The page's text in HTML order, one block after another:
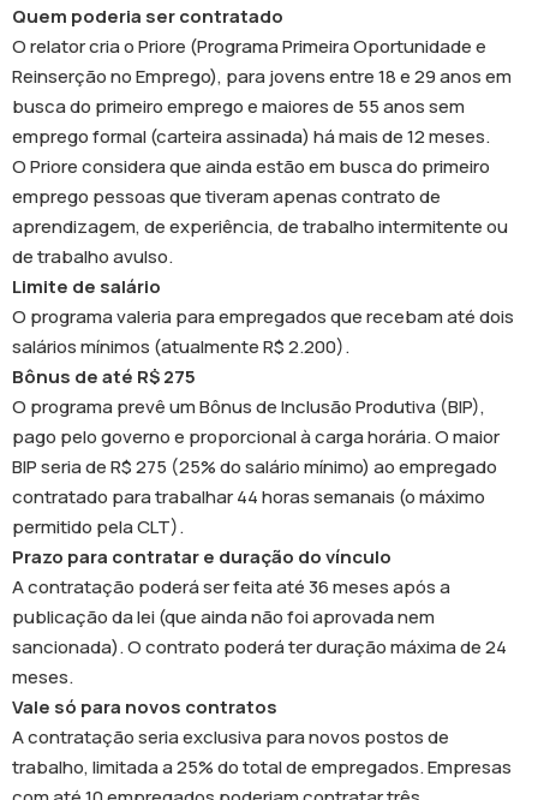
Quem poderia ser contratado
O relator cria o Priore (Programa Primeira Oportunidade e
Reinserção no Emprego), para jovens entre 18 e 29 anos em
busca do primeiro emprego e maiores de 55 anos sem
emprego formal (carteira assinada) há mais de 12 meses.
O Priore considera que ainda estão em busca do primeiro
emprego pessoas que tiveram apenas contrato de
aprendizagem, de experiência, de trabalho intermitente ou
de trabalho avulso.
Limite de salário
O programa valeria para empregados que recebam até dois
salários mínimos (atualmente R$ 2.200).
Bônus de até R$ 275
O programa prevê um Bônus de Inclusão Produtiva (BIP),
pago pelo governo e proporcional à carga horária. O maior
BIP seria de R$ 275 (25% do salário mínimo) ao empregado
contratado para trabalhar 44 horas semanais (o máximo
permitido pela CLT).
Prazo para contratar e duração do vínculo
A contratação poderá ser feita até 36 meses após a
publicação da lei (que ainda não foi aprovada nem
sancionada). O contrato poderá ter duração máxima de 24
meses.
Vale só para novos contratos
A contratação seria exclusiva para novos postos de
trabalho, limitada a 25% do total de empregados. Empresas